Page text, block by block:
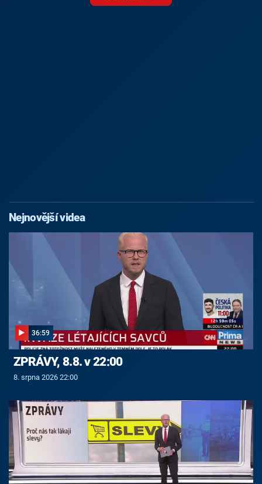
Nejnovější videa
36:59
ZPRÁVY, 8.8. v 22:00
8. srpna 2026 22:00